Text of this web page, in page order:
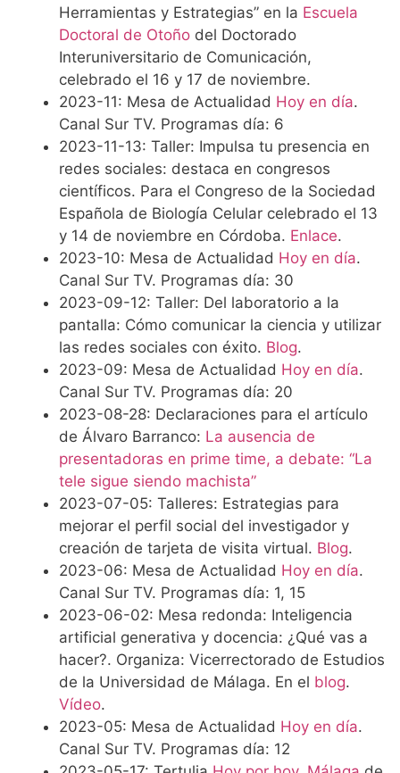
Herramientas y Estrategias” en la Escuela
Doctoral de Otoño del Doctorado
Interuniversitario de Comunicación,
celebrado el 16 y 17 de noviembre.
2023-11: Mesa de Actualidad Hoy en día.
Canal Sur TV. Programas día: 6
2023-11-13: Taller: Impulsa tu presencia en
redes sociales: destaca en congresos
científicos. Para el Congreso de la Sociedad
Española de Biología Celular celebrado el 13
y 14 de noviembre en Córdoba. Enlace.
2023-10: Mesa de Actualidad Hoy en día.
Canal Sur TV. Programas día: 30
2023-09-12: Taller: Del laboratorio a la
pantalla: Cómo comunicar la ciencia y utilizar
las redes sociales con éxito. Blog.
2023-09: Mesa de Actualidad Hoy en día.
Canal Sur TV. Programas día: 20
2023-08-28: Declaraciones para el artículo
de Álvaro Barranco: La ausencia de
presentadoras en prime time, a debate: “La
tele sigue siendo machista”
2023-07-05: Talleres: Estrategias para
mejorar el perfil social del investigador y
creación de tarjeta de visita virtual. Blog.
2023-06: Mesa de Actualidad Hoy en día.
Canal Sur TV. Programas día: 1, 15
2023-06-02: Mesa redonda: Inteligencia
artificial generativa y docencia: ¿Qué vas a
hacer?. Organiza: Vicerrectorado de Estudios
de la Universidad de Málaga. En el blog.
Vídeo.
2023-05: Mesa de Actualidad Hoy en día.
Canal Sur TV. Programas día: 12